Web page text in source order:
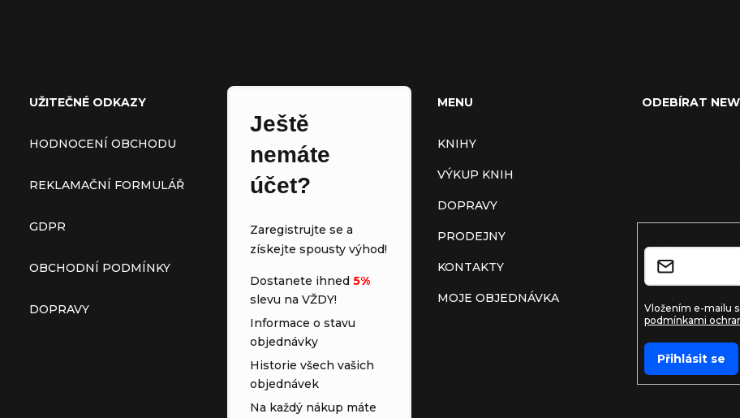
UŽITEČNÉ ODKAZY
HODNOCENÍ OBCHODU
REKLAMAČNÍ FORMULÁŘ
GDPR
OBCHODNÍ PODMÍNKY
DOPRAVY
Ještě
nemáte
účet?
Zaregistrujte se a
získejte spousty výhod!
Dostanete ihned 5%
slevu na VŽDY!
Informace o stavu
objednávky
Historie všech vašich
objednávek
Na každý nákup máte
MENU
KNIHY
VÝKUP KNIH
DOPRAVY
PRODEJNY
KONTAKTY
MOJE OBJEDNÁVKA
ODEBÍRAT
Vložením e-mailu
podmínkami
Přihlásit se